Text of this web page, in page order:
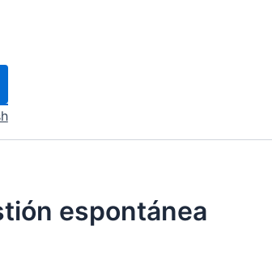
espontánea